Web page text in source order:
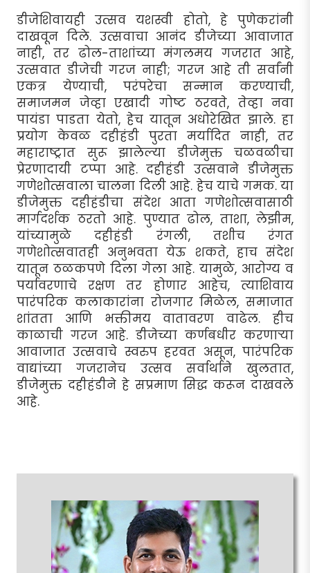
डीजेशिवायही उत्सव यशस्वी होतो, हे पुणेकरांनी
दाखवून दिले. उत्सवाचा आनंद डीजेच्या आवाजात
नाही, तर ढोल-ताशांच्या मंगलमय गजरात आहे,
उत्सवात डीजेची गरज नाही; गरज आहे ती सर्वांनी
एकत्र येण्याची, परंपरेचा सन्मान करण्याची,
समाजमन जेव्हा एखादी गोष्ट ठरवते, तेव्हा नवा
पायंडा पाडता येतो, हेच यातून अधोरेखित झाले. हा
प्रयोग केवळ दहीहंडी पुरता मर्यादित नाही, तर
महाराष्ट्रात सुरू झालेल्या डीजेमुक्त चळवळीचा
प्रेरणादायी टप्पा आहे. दहीहंडी उत्सवाने डीजेमुक्त
गणेशोत्सवाला चालना दिली आहे. हेच याचे गमक. या
डीजेमुक्त दहीहंडीचा संदेश आता गणेशोत्सवासाठी
मार्गदर्शक ठरतो आहे. पुण्यात ढोल, ताशा, लेझीम,
यांच्यामुळे दहीहंडी रंगली, तशीच रंगत
गणेशोत्सवातही अनुभवता येऊ शकते, हाच संदेश
यातून ठळकपणे दिला गेला आहे. यामुळे, आरोग्य व
पर्यावरणाचे रक्षण तर होणार आहेच, त्याशिवाय
पारंपरिक कलाकारांना रोजगार मिळेल, समाजात
शांतता आणि भक्तीमय वातावरण वाढेल. हीच
काळाची गरज आहे. डीजेच्या कर्णबधीर करणार्‍या
आवाजात उत्सवाचे स्वरुप हरवत असून, पारंपरिक
वाद्यांच्या गजरानेच उत्सव सर्वार्थाने खुलतात,
डीजेमुक्त दहीहंडीने हे सप्रमाण सिद्ध करून दाखवले
आहे.